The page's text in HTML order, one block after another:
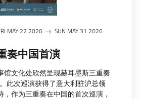
MAY 22 2026 SUN MAY 31 2026
奏中国首演
馆文化处欣然呈现赫耳墨斯三重奏
此次巡演获得了意大利驻沪总领
，作为三重奏在中国的首次巡演，